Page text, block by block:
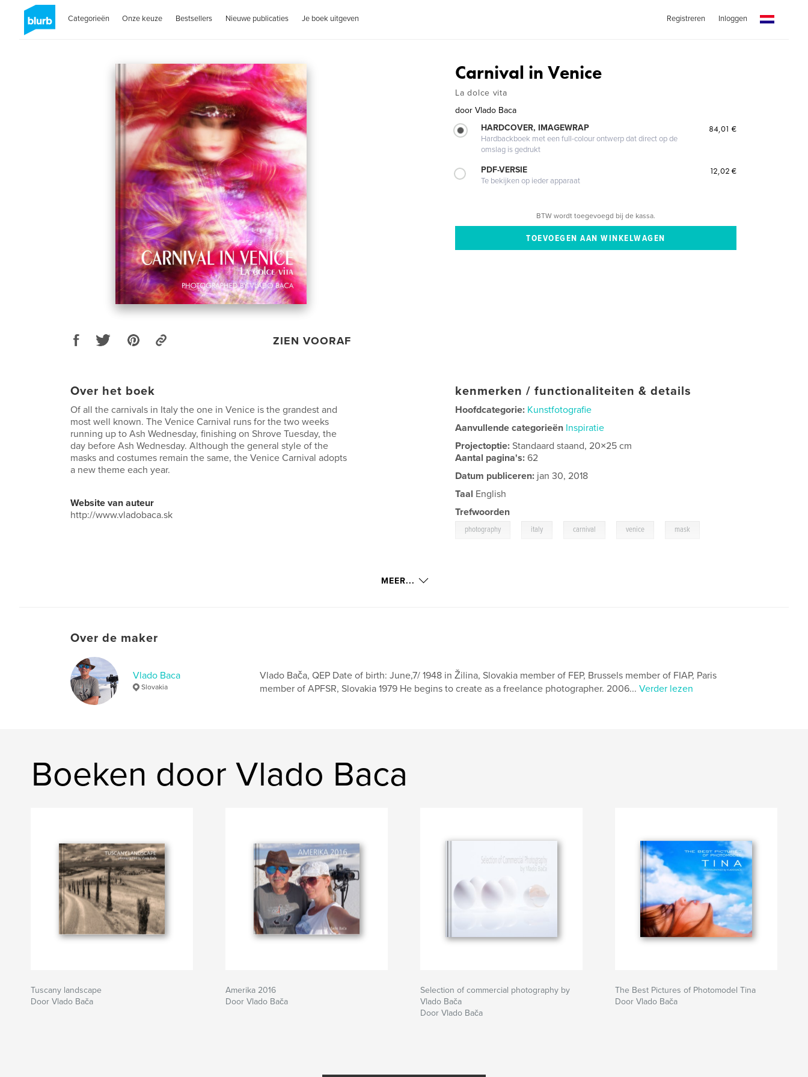
Categorieën Onze keuze Bestsellers Nieuwe publicaties Je boek uitgeven Registreren Inloggen
ZIEN VOORAF
Carnival in Venice
La dolce vita
door Vlado Baca
HARDCOVER, IMAGEWRAP
Hardbackboek met een full-colour ontwerp dat direct op de
omslag is gedrukt
84,01 €
PDF-VERSIE
Te bekijken op ieder apparaat
12,02 €
BTW wordt toegevoegd bij de kassa.
Over het boek
Of all the carnivals in Italy the one in Venice is the grandest and
most well known. The Venice Carnival runs for the two weeks
running up to Ash Wednesday, finishing on Shrove Tuesday, the
day before Ash Wednesday. Although the general style of the
masks and costumes remain the same, the Venice Carnival adopts
a new theme each year.
Website van auteur
http://www.vladobaca.sk
kenmerken / functionaliteiten & details
Hoofdcategorie: Kunstfotografie
Aanvullende categorieën Inspiratie
Projectoptie:Standaard staand, 20×25 cm
Aantal pagina's:62
Datum publiceren: jan 30, 2018
Taal English
Trefwoorden
photography italy carnival venice mask
MEER...
Over de maker
Vlado Baca
Slovakia
Vlado Bača, QEP Date of birth: June,7/ 1948 in Žilina, Slovakia member of FEP, Brussels member of FIAP, Paris
member of APFSR, Slovakia 1979 He begins to create as a freelance photographer. 2006... Verder lezen
Boeken door Vlado Baca
Tuscany landscape
Door Vlado Bača
Amerika 2016
Door Vlado Bača
Selection of commercial photography by
Vlado Bača
Door Vlado Bača
The Best Pictures of Photomodel Tina
Door Vlado Bača